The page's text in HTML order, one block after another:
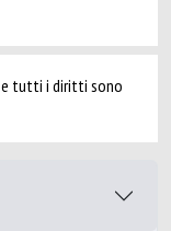
e tutti i diritti sono